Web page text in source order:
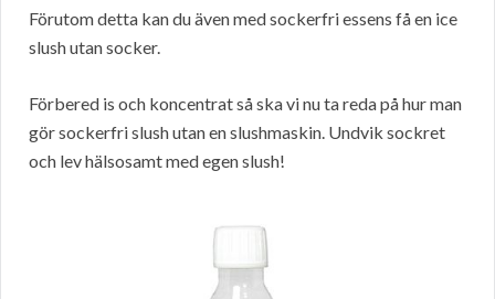
Förutom detta kan du även med sockerfri essens få en ice
slush utan socker.
Förbered is och koncentrat så ska vi nu ta reda på hur man
gör sockerfri slush utan en slushmaskin. Undvik sockret
och lev hälsosamt med egen slush!